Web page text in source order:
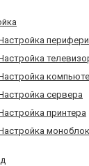
сервера
принтера